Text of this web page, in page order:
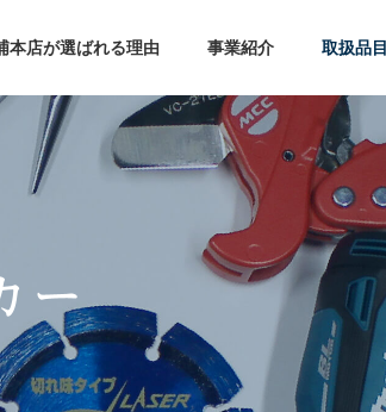
本店が選ばれる理由 事業紹介 取扱品目